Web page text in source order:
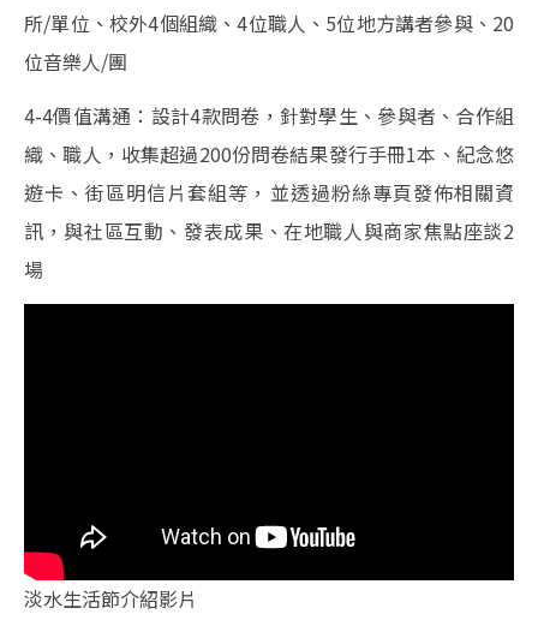
所/單位、校外4個組織、4位職人、5位地方講者參與、20
位音樂人/團
4-4價值溝通：設計4款問卷，針對學生、參與者、合作組
織、職人，收集超過200份問卷結果發行手冊1本、紀念悠
遊卡、街區明信片套組等，並透過粉絲專頁發佈相關資
訊，與社區互動、發表成果、在地職人與商家焦點座談2
場
淡水生活節介紹影片